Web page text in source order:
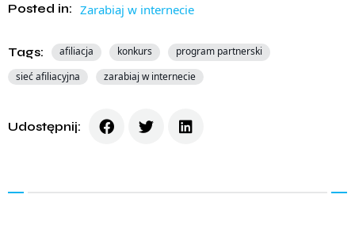
Posted in: Zarabiaj w internecie
Tags: afiliacja konkurs
program partnerski
sieć afiliacyjna
zarabiaj w internecie
Udostępnij: